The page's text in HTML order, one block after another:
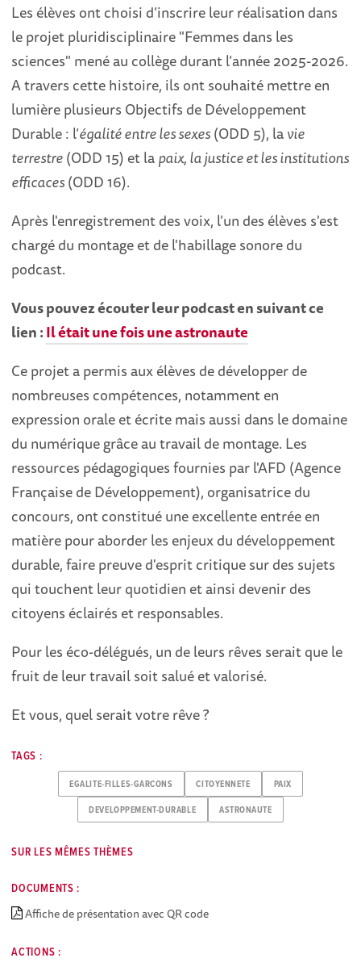
Les élèves ont choisi d’inscrire leur réalisation dans
le projet pluridisciplinaire "Femmes dans les
sciences" mené au collège durant l’année 2025-2026.
A travers cette histoire, ils ont souhaité mettre en
lumière plusieurs Objectifs de Développement
Durable : l’égalité entre les sexes(ODD 5), lavie
terrestre(ODD 15) et lapaix, la justice et les institutions
efficaces(ODD 16).
Après l'enregistrement des voix, l’un des élèves s'est
chargé du montage et de l'habillage sonore du
podcast.
Vous pouvez écouter leur podcast en suivant ce
lien :Il était une fois une astronaute
Ce projet a permis aux élèves de développer de
nombreuses compétences, notamment en
expression orale et écrite mais aussi dans le domaine
du numérique grâce au travail de montage. Les
ressources pédagogiques fournies par l'AFD (Agence
Française de Développement), organisatrice du
concours, ont constitué une excellente entrée en
matière pour aborder les enjeux du développement
durable, faire preuve d'esprit critique sur des sujets
qui touchent leur quotidien et ainsi devenir des
citoyens éclairés et responsables.
Pour les éco-délégués, un de leurs rêves serait que le
fruit de leur travail soit salué et valorisé.
Et vous, quel serait votre rêve ?
TAGS :
EGALITE-FILLES-GARCONS CITOYENNETE PAIX
DEVELOPPEMENT-DURABLE ASTRONAUTE
SUR LES MÊMES THÈMES
DOCUMENTS :
Affiche de présentation avec QR code
ACTIONS :